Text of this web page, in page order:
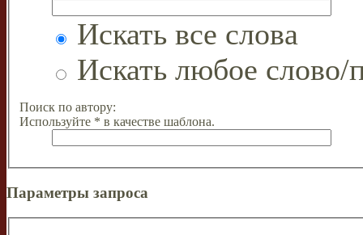
Искать все слова
Искать любое слово/
Поиск по автору:
Используйте * в качестве шаблона.
Параметры запроса